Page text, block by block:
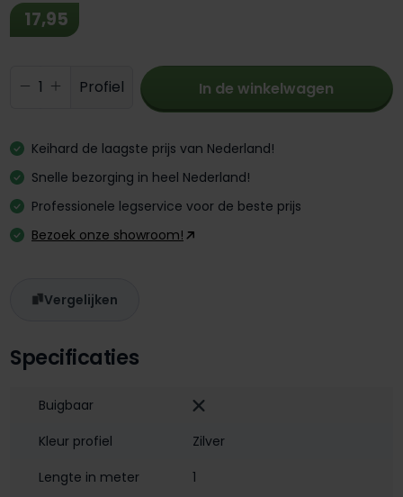
Specificaties
Buigbaar
Kleur profiel
Zilver
Lengte in meter
1
17,95
Producthoeveelheid: Voer de
Profiel In de winkelwagen
Keihard de laagste prijs van Nederland!
Snelle bezorging in heel Nederland!
Professionele legservice voor de beste prijs
Bezoek onze showroom!
Vergelijken